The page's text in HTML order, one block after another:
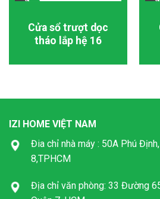
Cửa sổ trượt dọc
tháo lắp hệ 16
IZI HOME VIỆT NAM
Đia chỉ nhà máy : 50A Phú
8,TPHCM
Địa chỉ văn phòng: 33 Đường